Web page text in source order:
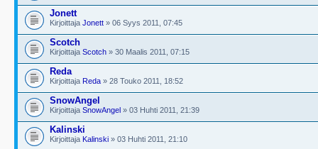
Jonett
Kirjoittaja Jonett » 06 Syys 2011, 07:45
Scotch
Kirjoittaja Scotch » 30 Maalis 2011, 07:15
Reda
Kirjoittaja Reda » 28 Touko 2011, 18:52
SnowAngel
Kirjoittaja SnowAngel » 03 Huhti 2011, 21:39
Kalinski
Kirjoittaja Kalinski » 03 Huhti 2011, 21:10